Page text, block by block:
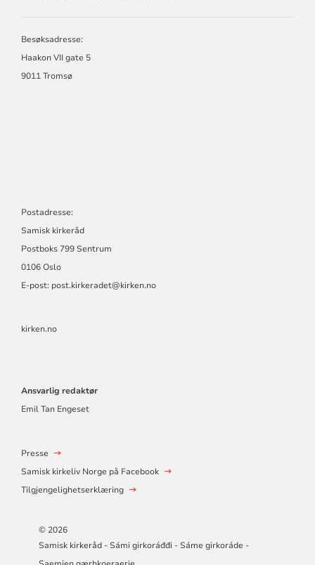
Besøksadresse:
Haakon VII gate 5
9011 Tromsø
Postadresse:
Samisk kirkeråd
Postboks 799 Sentrum
0106 Oslo
E-post: post.kirkeradet@kirken.no
kirken.no
Ansvarlig redaktør
Emil Tan Engeset
Presse
Samisk kirkeliv Norge på Facebook
Tilgjengelighetserklæring
© 2026
Samisk kirkeråd - Sámi girkoráđđi - Sáme girkoráde -